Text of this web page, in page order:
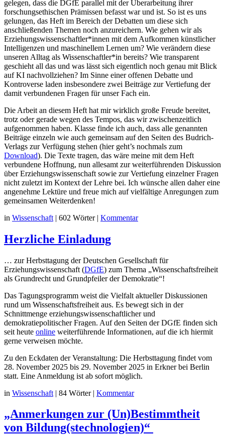
gelegen, dass die DGfE parallel mit der Überarbeitung ihrer
forschungsethischen Prämissen befasst war und ist. So ist es uns
gelungen, das Heft im Bereich der Debatten um diese sich
anschließenden Themen noch anzureichern. Wie gehen wir als
Erziehungswissenschaftler*innen mit dem Aufkommen künstlicher
Intelligenzen und maschinellem Lernen um? Wie verändern diese
unseren Alltag als Wissenschaftler*in bereits? Wie transparent
geschieht all das und was lässt sich eigentlich noch genau mit Blick
auf KI nachvollziehen? Im Sinne einer offenen Debatte und
Kontroverse laden insbesondere zwei Beiträge zur Vertiefung der
damit verbundenen Fragen für unser Fach ein.
Die Arbeit an diesem Heft hat mir wirklich große Freude bereitet,
trotz oder gerade wegen des Tempos, das wir zwischenzeitlich
aufgenommen haben. Klasse finde ich auch, dass alle genannten
Beiträge einzeln wie auch gemeinsam auf den Seiten des Budrich-
Verlags zur Verfügung stehen (hier geht’s nochmals zum
Download). Die Texte tragen, das wäre meine mit dem Heft
verbundene Hoffnung, nun allesamt zur weiterführenden Diskussion
über Erziehungswissenschaft sowie zur Vertiefung einzelner Fragen
nicht zuletzt im Kontext der Lehre bei. Ich wünsche allen daher eine
angenehme Lektüre und freue mich auf vielfältige Anregungen zum
gemeinsamen Weiterdenken!
in Wissenschaft | 602 Wörter | Kommentar
Herzliche Einladung
… zur Herbsttagung der Deutschen Gesellschaft für
Erziehungswissenschaft (DGfE) zum Thema „Wissenschaftsfreiheit
als Grundrecht und Grundpfeiler der Demokratie“!
Das Tagungsprogramm weist die Vielfalt aktueller Diskussionen
rund um Wissenschaftsfreiheit aus. Es bewegt sich in der
Schnittmenge erziehungswissenschaftlicher und
demokratiepolitischer Fragen. Auf den Seiten der DGfE finden sich
seit heute online weiterführende Informationen, auf die ich hiermit
gerne verweisen möchte.
Zu den Eckdaten der Veranstaltung: Die Herbsttagung findet vom
28. November 2025 bis 29. November 2025 in Erkner bei Berlin
statt. Eine Anmeldung ist ab sofort möglich.
in Wissenschaft | 84 Wörter | Kommentar
„Anmerkungen zur (Un)Bestimmtheit
von Bildung(stechnologien)“